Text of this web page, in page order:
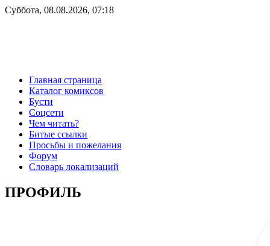
Суббота, 08.08.2026, 07:18
Главная страница
Каталог комиксов
Бусти
Соцсети
Чем читать?
Битые ссылки
Просьбы и пожелания
Форум
Словарь локализаций
ПРОФИЛЬ